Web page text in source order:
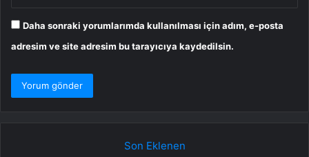
Daha sonraki yorumlarımda kullanılması için adım, e-posta
adresim ve site adresim bu tarayıcıya kaydedilsin.
Son Eklenen